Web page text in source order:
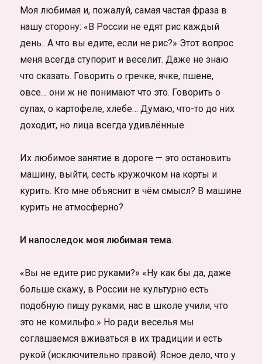
Моя любимая и, пожалуй, самая частая фраза в
нашу сторону: «В России не едят рис каждый
день.. А что вы едите, если не рис?» Этот вопрос
меня всегда ступорит и веселит. Даже не знаю
что сказать. Говорить о гречке, ячке, пшене,
овсе… они ж не понимают что это. Говорить о
супах, о картофеле, хлебе… Думаю, что-то до них
доходит, но лица всегда удивлённые.
Их любимое занятие в дороге — это остановить
машину, выйти, сесть кружочком на корты и
курить. Кто мне объяснит в чём смысл? В машине
курить не атмосферно?
И напоследок моя любимая тема.
«Вы не едите рис руками?» «Ну как бы да, даже
больше скажу, в России не культурно есть
подобную пищу руками, нас в школе учили, что
это не комильфо.» Но ради веселья мы
соглашаемся вживаться в их традиции и есть
рукой (исключительно правой). Ясное дело, что у